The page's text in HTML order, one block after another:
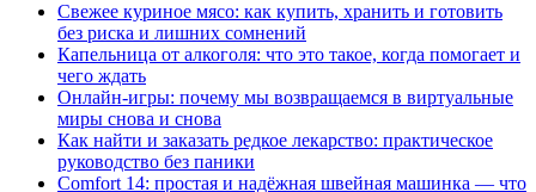
Свежее куриное мясо: как купить, хранить и готовить
без риска и лишних сомнений
Капельница от алкоголя: что это такое, когда помогает и
чего ждать
Онлайн-игры: почему мы возвращаемся в виртуальные
миры снова и снова
Как найти и заказать редкое лекарство: практическое
руководство без паники
Comfort 14: простая и надёжная швейная машинка — что